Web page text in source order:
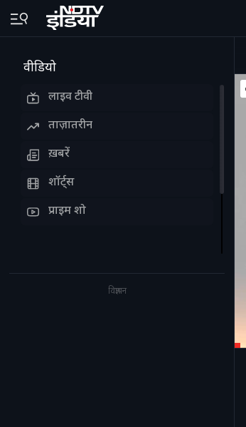
वीडियो
लाइव टीवी
ताज़ातरीन
ख़बरें
शॉर्ट्स
प्राइम शो
विज्ञापन